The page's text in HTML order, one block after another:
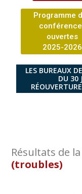
Programme
ouvertes
2025-2026
LES BUREAUX
DU 30
Résultats de
(troubles)